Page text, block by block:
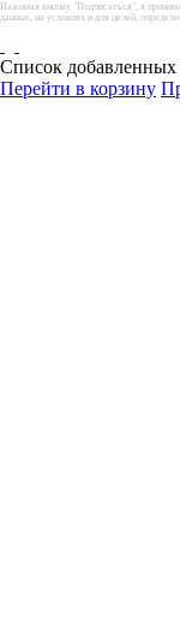
Нажимая кнопку "Подписаться", я
данных, на условиях и для целей,
Список добавленных
Перейти в корзину